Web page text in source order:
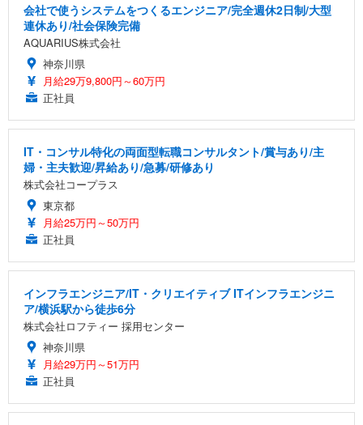
会社で使うシステムをつくるエンジニア/完全週休2日制/大型
連休あり/社会保険完備
AQUARIUS株式会社
神奈川県
月給29万9,800円～60万円
正社員
IT・コンサル特化の両面型転職コンサルタント/賞与あり/主
婦・主夫歓迎/昇給あり/急募/研修あり
株式会社コープラス
東京都
月給25万円～50万円
正社員
インフラエンジニア/IT・クリエイティブ ITインフラエンジニ
ア/横浜駅から徒歩6分
株式会社ロフティー 採用センター
神奈川県
月給29万円～51万円
正社員